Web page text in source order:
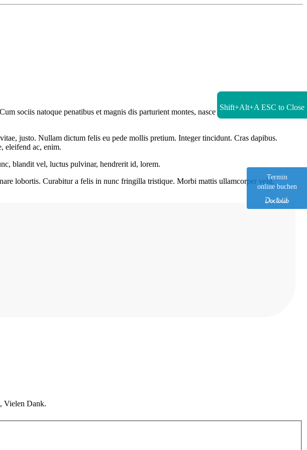
Termin
online buchen
sociis natoque penatibus et magnis dis parturient montes, nascetur ridiculus mus. Donec
justo. Nullam dictum felis eu pede mollis pretium. Integer tincidunt. Cras dapibus.
eleifend ac, enim.
blandit vel, luctus pulvinar, hendrerit id, lorem.
lobortis. Curabitur a felis in nunc fringilla tristique. Morbi mattis ullamcorper velit.
Vielen Dank.
Shift+Alt+A ESC to Close